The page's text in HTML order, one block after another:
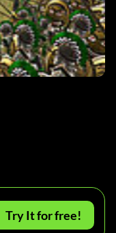
Try It for free!